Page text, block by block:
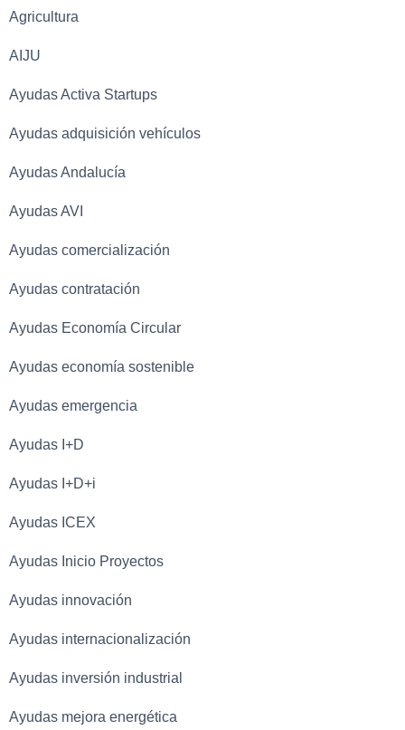
Agricultura
AIJU
Ayudas Activa Startups
Ayudas adquisición vehículos
Ayudas Andalucía
Ayudas AVI
Ayudas comercialización
Ayudas contratación
Ayudas Economía Circular
Ayudas economía sostenible
Ayudas emergencia
Ayudas I+D
Ayudas I+D+i
Ayudas ICEX
Ayudas Inicio Proyectos
Ayudas innovación
Ayudas internacionalización
Ayudas inversión industrial
Ayudas mejora energética